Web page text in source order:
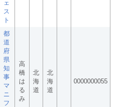
ェ
ス
ト
都
道
府
県
知
事
マ
ニ
フ
高
橋
は
る
み
北
海
道
北
海
道
0000000055